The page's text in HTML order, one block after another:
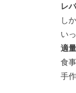
レ
し
い
適量
食
手